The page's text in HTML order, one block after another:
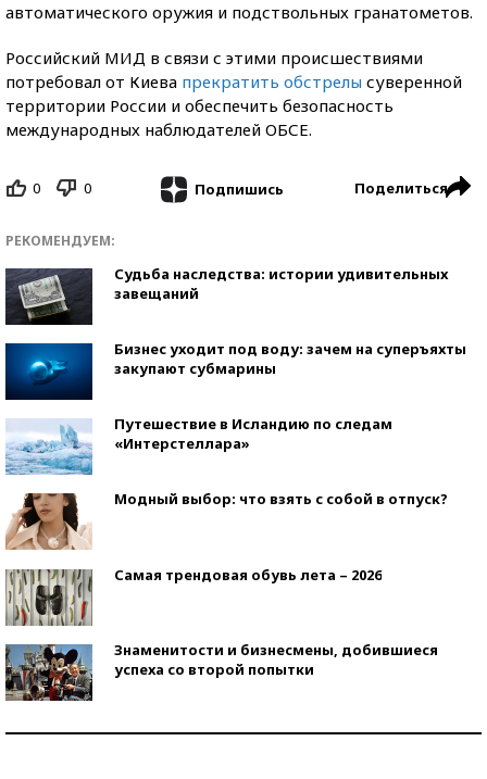
автоматического оружия и подствольных гранатометов.
Российский МИД в связи с этими происшествиями
потребовал от Киева прекратить обстрелы суверенной
территории России и обеспечить безопасность
международных наблюдателей ОБСЕ.
0 0 Подпишись Поделиться
РЕКОМЕНДУЕМ:
Судьба наследства: истории удивительных
завещаний
Бизнес уходит под воду: зачем на суперъяхты
закупают субмарины
Путешествие в Исландию по следам
«Интерстеллара»
Модный выбор: что взять с собой в отпуск?
Самая трендовая обувь лета – 2026
Знаменитости и бизнесмены, добившиеся
успеха со второй попытки